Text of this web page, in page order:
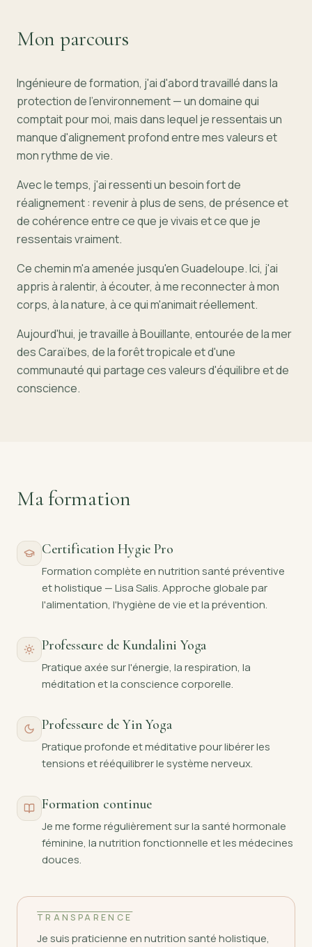
Mon parcours
Ingénieure de formation, j'ai d'abord travaillé dans la
protection de l'environnement — un domaine qui
comptait pour moi, mais dans lequel je ressentais un
manque d'alignement profond entre mes valeurs et
mon rythme de vie.
Avec le temps, j'ai ressenti un besoin fort de
réalignement : revenir à plus de sens, de présence et
de cohérence entre ce que je vivais et ce que je
ressentais vraiment.
Ce chemin m'a amenée jusqu'en Guadeloupe. Ici, j'ai
appris à ralentir, à écouter, à me reconnecter à mon
corps, à la nature, à ce qui m'animait réellement.
Aujourd'hui, je travaille à Bouillante, entourée de la mer
des Caraïbes, de la forêt tropicale et d'une
communauté qui partage ces valeurs d'équilibre et de
conscience.
Ma formation
Certification Hygie Pro
Formation complète en nutrition santé préventive
et holistique — Lisa Salis. Approche globale par
l'alimentation, l'hygiène de vie et la prévention.
Professeure de Kundalini Yoga
Pratique axée sur l'énergie, la respiration, la
méditation et la conscience corporelle.
Professeure de Yin Yoga
Pratique profonde et méditative pour libérer les
tensions et rééquilibrer le système nerveux.
Formation continue
Je me forme régulièrement sur la santé hormonale
féminine, la nutrition fonctionnelle et les médecines
douces.
TRANSPARENCE
Je suis praticienne en nutrition santé holistique,